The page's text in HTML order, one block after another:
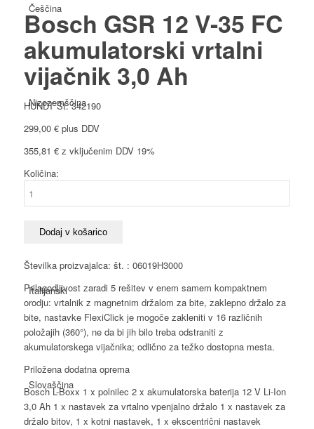
Češčina
Nizozemščina
Francoščina
Italijanski
Slovaščina
Bosch GSR 12 V-35 FC
akumulatorski vrtalni
vijačnik 3,0 Ah
HUNDT Št. 342190
299,00 €plus DDV
355,81 €z vključenim DDV 19%
Količina:
FC
vrtalni
vijačnik
3,0
Ah
količina
Dodaj v košarico
Številka proizvajalca: št. : 06019H3000
Prilagodljivost zaradi 5 rešitev v enem samem kompaktnem
orodju: vrtalnik z magnetnim držalom za bite, zaklepno držalo za
bite, nastavke FlexiClick je mogoče zakleniti v 16 različnih
položajih (360°), ne da bi jih bilo treba odstraniti z
akumulatorskega vijačnika; odlično za težko dostopna mesta.
Priložena dodatna oprema
Bosch L-Boxx 1 x polnilec 2 x akumulatorska baterija 12 V Li-Ion
3,0 Ah 1 x nastavek za vrtalno vpenjalno držalo 1 x nastavek za
držalo bitov, 1 x kotni nastavek, 1 x ekscentrični nastavek